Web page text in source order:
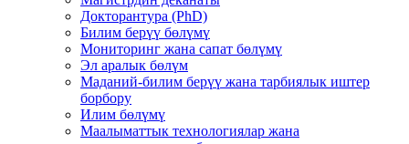
Докторантура (PhD)
Билим берүү бөлүмү
Мониторинг жана сапат бөлүмү
Эл аралык бөлүм
Маданий-билим берүү жана тарбиялык иштер
борбору
Илим бөлүмү
Маалыматтык технологиялар жана